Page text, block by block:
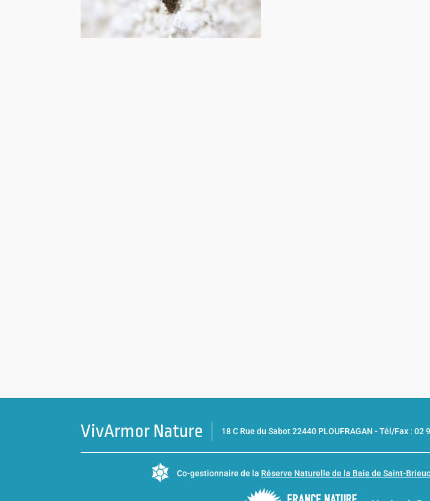
VivArmor Nature 18 C Rue du Sabot 22440 PLOUFRAGAN -Tél/Fax : 02
Co-gestionnaire de la Réserve Naturelle de la Baie de Saint-Brieuc